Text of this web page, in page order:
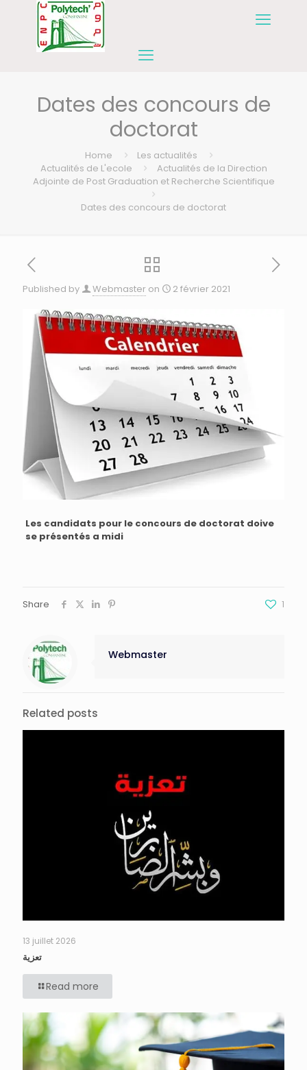
Dates des concours de
doctorat
Home
Les actualités
Actualités de L'ecole
Actualités de la Direction
Adjointe de Post Graduation et Recherche Scientifique
Dates des concours de doctorat
Published by Webmaster on 2 février 2021
Les candidats pour le concours de doctorat doive
se présentés a midi
Share 1
Webmaster
Related posts
13 juillet 2026
تعزية
Read more